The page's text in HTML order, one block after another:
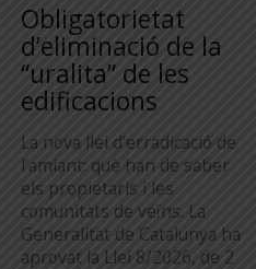
Obligatorietat
d’eliminació de la
“uralita” de les
edificacions
La nova llei d’erradicació de
l’amiant: què han de saber
els propietaris i les
comunitats de veïns. La
Generalitat de Catalunya ha
aprovat la Llei 8/2026, de 2